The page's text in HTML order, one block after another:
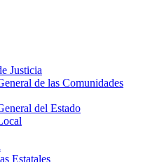
Justicia
de las Comunidades
del Estado
Estatales